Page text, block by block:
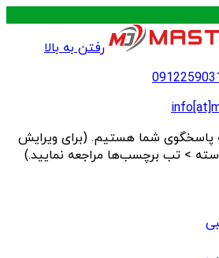
رفتن به بالا
7 روز هفته پاسخگوی شما هستیم. (برای ویرایش
> تب برچسب‌ها مراجعه نمایید.)